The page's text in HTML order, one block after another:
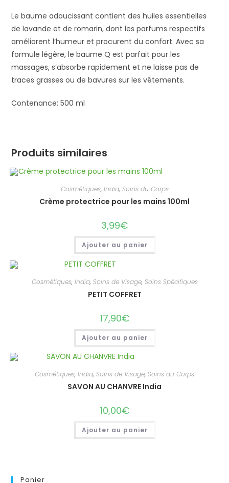
Le baume adoucissant contient des huiles essentielles
de lavande et de romarin, dont les parfums respectifs
améliorent l’humeur et procurent du confort. Avec sa
formule légère, le baume Q est parfait pour les
massages, s’absorbe rapidement et ne laisse pas de
traces grasses ou de bavures sur les vêtements.
Contenance: 500 ml
Produits similaires
Cosmétiques, India, Soins du Corps
Crème protectrice pour les mains 100ml
3,99€
Ajouter au panier
Cosmétiques, India, Soins de Visage, Soins Spécifiques
PETIT COFFRET
17,90€
Ajouter au panier
Cosmétiques, India, Soins de Visage, Soins du Corps
SAVON AU CHANVRE India
10,00€
Ajouter au panier
Panier